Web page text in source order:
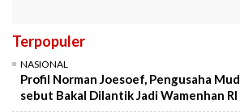
Terpopuler
NASIONAL
Profil Norman Joesoef, Pengusaha
sebut Bakal Dilantik Jadi Wamenhan RI